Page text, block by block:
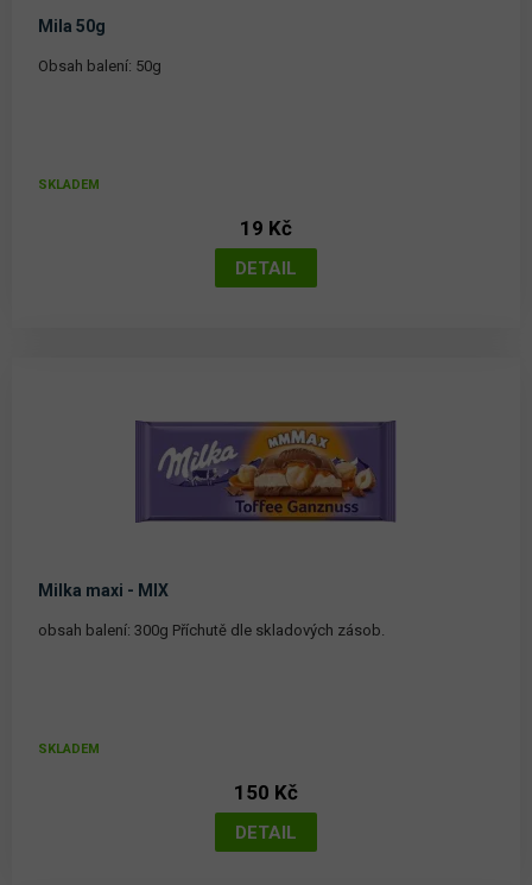
Mila 50g
Obsah balení: 50g
SKLADEM
19 Kč
Milka maxi - MIX
obsah balení: 300g Příchutě dle skladových zásob.
SKLADEM
150 Kč